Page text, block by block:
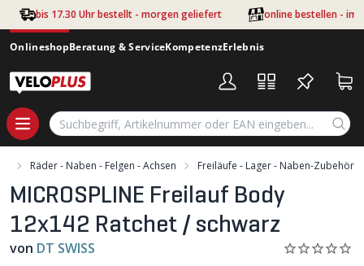
Zum Hauptinhalt springen
bis 17.30 Uhr bestellt - morgen geliefert online bestellen - im
OnlineshopBeratung & ServiceKompetenzErlebnis
Räder - Naben - Felgen - Achsen Freiläufe - Lager - Naben-Zubehör
MICROSPLINE Freilauf Body
12x142 Ratchet / schwarz
von DT SWISS